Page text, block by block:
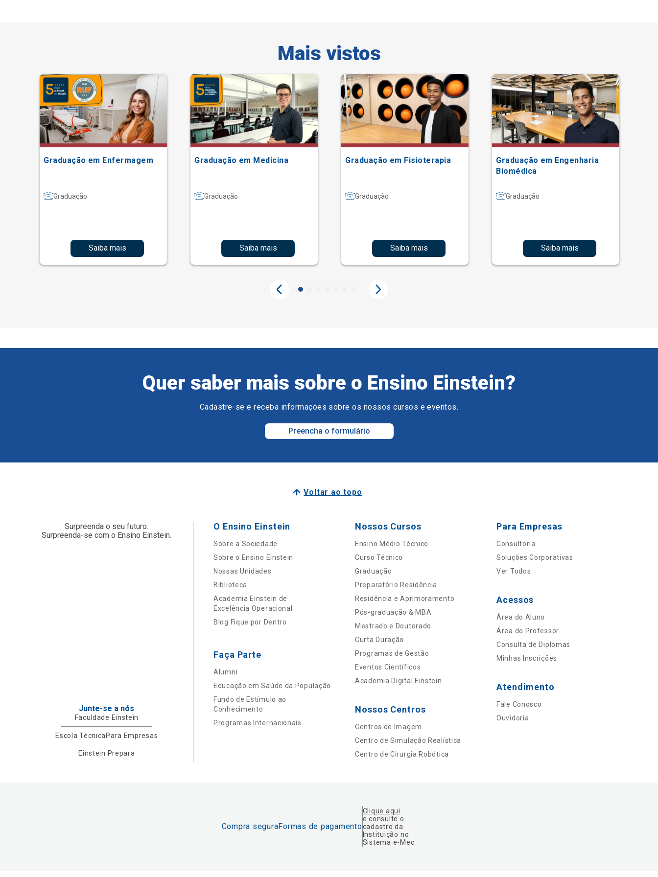
Mais vistos
Graduação em Enfermagem
Graduação
Saiba mais
Graduação em Medicina
Graduação
Saiba mais
Graduação em Fisioterapia
Graduação
Saiba mais
Graduação em Engenharia
Biomédica
Graduação
Saiba mais
Quer saber mais sobre o Ensino Einstein?
Cadastre-se e receba informações sobre os nossos cursos e eventos.
Preencha o formulário
Voltar ao topo
Surpreenda o seu futuro.
Surpreenda-se com o Ensino Einstein.
Junte-se a nós
Faculdade Einstein
Escola Técnica Para Empresas
Einstein Prepara
O Ensino Einstein
Sobre a Sociedade
Sobre o Ensino Einstein
Nossas Unidades
Biblioteca
Academia Einstein de
Excelência Operacional
Blog Fique por Dentro
Faça Parte
Alumni
Educação em Saúde da População
Fundo de Estímulo ao
Conhecimento
Programas Internacionais
Nossos Cursos
Ensino Médio Técnico
Curso Técnico
Graduação
Preparatório Residência
Residência e Aprimoramento
Pós-graduação & MBA
Mestrado e Doutorado
Curta Duração
Programas de Gestão
Eventos Científicos
Academia Digital Einstein
Nossos Centros
Centros de Imagem
Centro de Simulação Realística
Centro de Cirurgia Robótica
Para Empresas
Consultoria
Soluções Corporativas
Ver Todos
Acessos
Área do Aluno
Área do Professor
Consulta de Diplomas
Minhas Inscrições
Atendimento
Fale Conosco
Ouvidoria
Compra seguraFormas de pagamento
Clique aqui
e consulte o
cadastro da
Instituição no
Sistema e-Mec